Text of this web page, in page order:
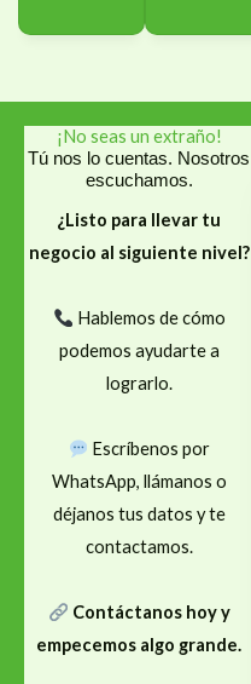
¡No seas un extraño!
Tú nos lo cuentas. Nosotros
escuchamos.
¿Listo para llevar tu
negocio al siguiente nivel?
Hablemos de cómo
podemos ayudarte a
lograrlo.
Escríbenos por
WhatsApp, llámanos o
déjanos tus datos y te
contactamos.
Contáctanos hoy y
empecemos algo grande.